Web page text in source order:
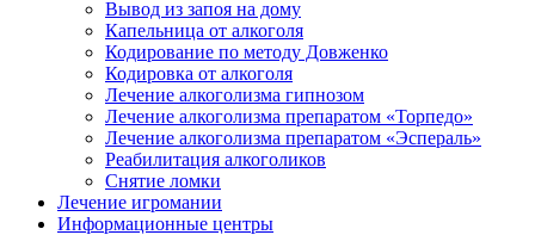
Вывод из запоя на дому
Капельница от алкоголя
Кодирование по методу Довженко
Кодировка от алкоголя
Лечение алкоголизма гипнозом
Лечение алкоголизма препаратом «Торпедо»
Лечение алкоголизма препаратом «Эспераль»
Реабилитация алкоголиков
Снятие ломки
Лечение игромании
Информационные центры